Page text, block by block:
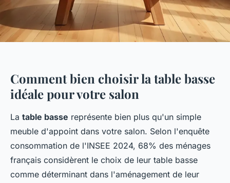
Comment bien choisir la table basse
idéale pour votre salon
La table basse représente bien plus qu'un simple
meuble d'appoint dans votre salon. Selon l'enquête
consommation de l'INSEE 2024, 68% des ménages
français considèrent le choix de leur table basse
comme déterminant dans l'aménagement de leur